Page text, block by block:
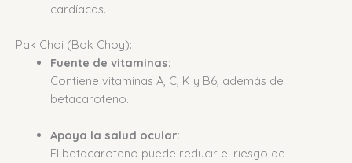
cardíacas.
Pak Choi (Bok Choy):
Fuente de vitaminas:
Contiene vitaminas A, C, K y B6, además de
betacaroteno.
Apoya la salud ocular:
El betacaroteno puede reducir el riesgo de